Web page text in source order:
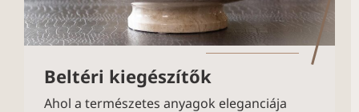
Beltéri kiegészítők
Ahol a természetes anyagok eleganciája